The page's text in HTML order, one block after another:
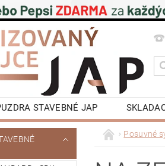
STAVEBNÉ JAP
PUZDRA STAVEBNÉ JAP
NA STENU A DO STROPU
Posuvné